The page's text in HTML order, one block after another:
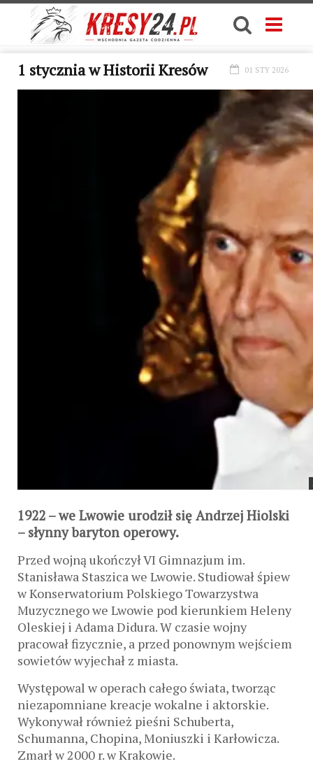
1 stycznia w Historii Kresów 01 STY 2026
1922 – we Lwowie urodził się Andrzej Hiolski
– słynny baryton operowy.
Przed wojną ukończył VI Gimnazjum im.
Stanisława Staszica we Lwowie. Studiował śpiew
w Konserwatorium Polskiego Towarzystwa
Muzycznego we Lwowie pod kierunkiem Heleny
Oleskiej i Adama Didura. W czasie wojny
pracował fizycznie, a przed ponownym wejściem
sowietów wyjechał z miasta.
Występowal w operach całego świata, tworząc
niezapomniane kreacje wokalne i aktorskie.
Wykonywał również pieśni Schuberta,
Schumanna, Chopina, Moniuszki i Karłowicza.
Zmarł w 2000 r. w Krakowie.